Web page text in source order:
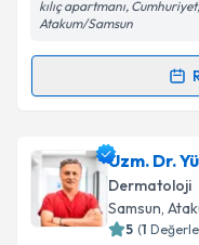
kapsamda
kılıç apartmanı,
Atakum/Samsun
Randevu
Uzm. Dr.
oluşturun. Size bu
takvim
Uzm. Dr.
Dermatoloji
Samsun,
5 (1